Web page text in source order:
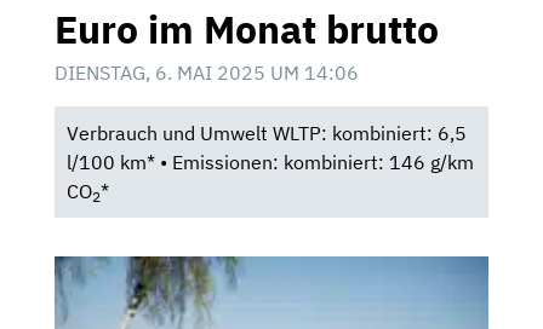
Euro im Monat brutto
DIENSTAG, 6. MAI 2025 UM 14:06
Verbrauch und Umwelt WLTP: kombiniert: 6,5
l/100 km* • Emissionen: kombiniert: 146 g/km
CO2*